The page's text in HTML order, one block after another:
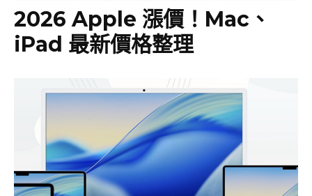
2026 Apple 漲價！Mac、
iPad 最新價格整理